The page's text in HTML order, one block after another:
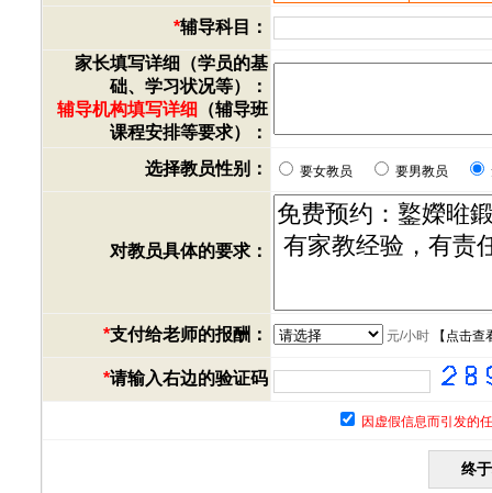
*辅导科目：
家长填写详细（学员的基
础、学习状况等）：
辅导机构填写详细 （辅导班
课程安排等要求）：
选择教员性别：
要女教员 要男教员
对教员具体的要求：
*支付给老师的报酬： 元/小时【 点击查
*请输入右边的验证码
因虚假信息而引发的